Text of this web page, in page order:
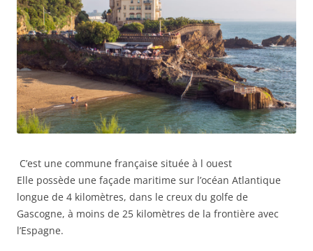
C’est une commune française située à l ouest
Elle possède une façade maritime sur l’océan Atlantique
longue de 4 kilomètres, dans le creux du golfe de
Gascogne, à moins de 25 kilomètres de la frontière avec
l’Espagne.